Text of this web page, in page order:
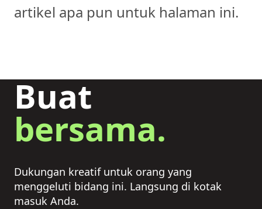
artikel apa pun untuk halaman ini.
Buat
bersama.
Dukungan kreatif untuk orang yang
menggeluti bidang ini. Langsung di kotak
masuk Anda.